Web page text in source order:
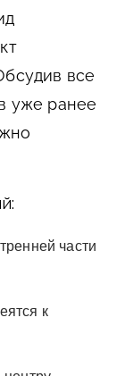
все
уже ранее
части
к